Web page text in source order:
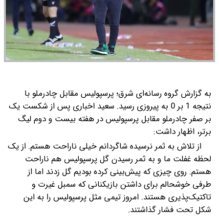
به گزارش گروه رسانه‌ای شرق؛ پرسپولیس مقابل چادرملو با
نتیجه 1 بر 0 به پیروزی رسید.
سعید اخباری پس از شکست یک
بر صفر چادرملو مقابل پرسپولیس در هفته بیست و دوم لیگ
برتر، اظهار داشت:‌
از تلاش به ثمر نرسیده شاگردانم خیلی ناراحت هستم. از یک
لحظه غفلت ما و به ثمر رسیدن گل پرسپولیس هم ناراحت
هستم. روی چیزی که پیش‌بینی کرده بودیم گل زدند اما از
طرفی خوشحالم برای داشتن بازیکنانی که سمبل غیرت و
تاکتیک‌پذیری هستند. امروز تیمی مثل پرسپولیس را به این
شکل تحت فشار گذاشتند.